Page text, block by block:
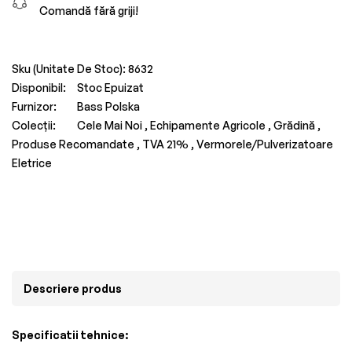
Comandă fără griji!
Sku (Unitate De Stoc): 8632
Disponibil:
Stoc Epuizat
Furnizor:
Bass Polska
Colecții:
Cele Mai Noi , Echipamente Agricole , Grădină ,
Produse Recomandate , TVA 21% , Vermorele/Pulverizatoare
Eletrice
Descriere produs
Specificatii tehnice: